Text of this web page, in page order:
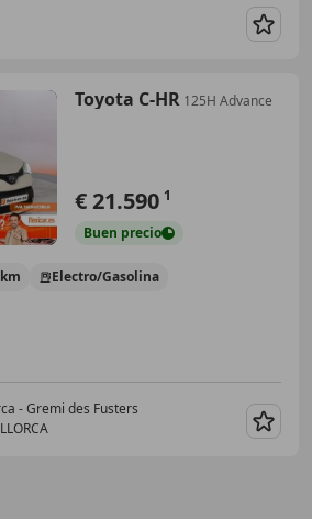
Toyota C-HR 125H Advance
€ 21.590 1
Buen precio
Electro/Gasolina
- Gremi des Fusters